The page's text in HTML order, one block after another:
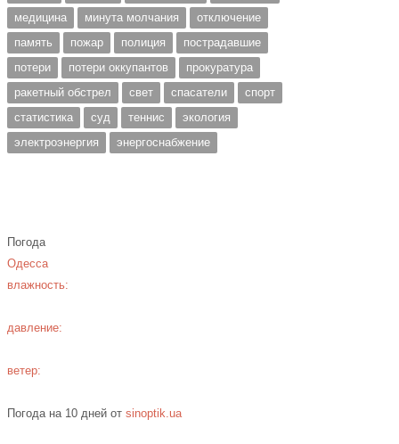
медицина
минута молчания
отключение
память
пожар полиция
пострадавшие
потери
потери оккупантов
прокуратура
ракетный обстрел
свет спасатели
спорт
статистика
суд теннис
экология
электроэнергия
энергоснабжение
Погода
Одесса
влажность:
давление:
ветер:
Погода на 10 дней отsinoptik.ua